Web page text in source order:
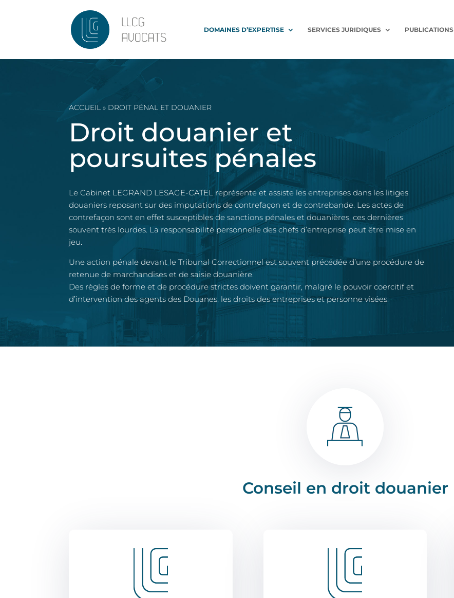
DOMAINES D’EXPERTISE SERVICES JURIDIQUES PUBLICATIONS
ACCUEIL » DROIT PÉNAL ET DOUANIER
Droit douanier et
poursuites pénales
Le Cabinet LEGRAND LESAGE-CATEL représente et assiste les entreprises dans les litiges
douaniers reposant sur des imputations de contrefaçon et de contrebande. Les actes de
contrefaçon sont en effet susceptibles de sanctions pénales et douanières, ces dernières
souvent très lourdes. La responsabilité personnelle des chefs d’entreprise peut être mise en
jeu.
Une action pénale devant le Tribunal Correctionnel est souvent précédée d’une procédure de
retenue de marchandises et de saisie douanière.
Des règles de forme et de procédure strictes doivent garantir, malgré le pouvoir coercitif et
d’intervention des agents des Douanes, les droits des entreprises et personne visées.
Conseil en droit douanier